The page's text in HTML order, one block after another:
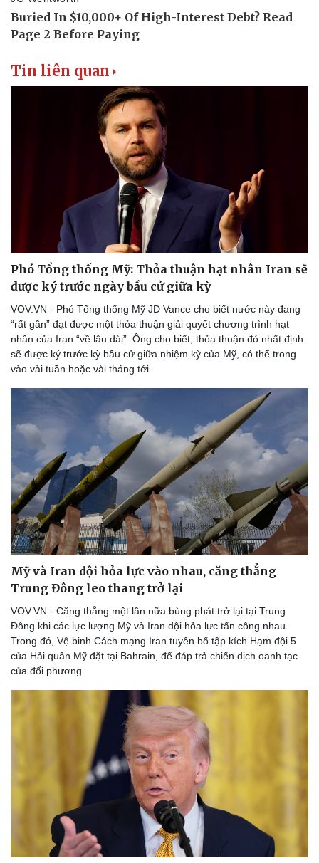
Tin liên quan
Phó Tổng thống Mỹ: Thỏa thuận hạt nhân Iran sẽ
được ký trước ngày bầu cử giữa kỳ
VOV.VN - Phó Tổng thống Mỹ JD Vance cho biết nước này đang
“rất gần” đạt được một thỏa thuận giải quyết chương trình hạt
nhân của Iran “về lâu dài”. Ông cho biết, thỏa thuận đó nhất định
sẽ được ký trước kỳ bầu cử giữa nhiệm kỳ của Mỹ, có thể trong
vào vài tuần hoặc vài tháng tới.
Mỹ và Iran dội hỏa lực vào nhau, căng thẳng
Trung Đông leo thang trở lại
VOV.VN - Căng thẳng một lần nữa bùng phát trở lại tại Trung
Đông khi các lực lượng Mỹ và Iran dội hỏa lực tấn công nhau.
Trong đó, Vệ binh Cách mạng Iran tuyên bố tập kích Hạm đội 5
của Hải quân Mỹ đặt tại Bahrain, để đáp trả chiến dịch oanh tạc
của đối phương.